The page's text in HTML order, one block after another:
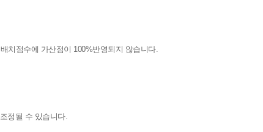
치점수에 가산점이 100%반영되지 않습니다.
정될 수 있습니다.